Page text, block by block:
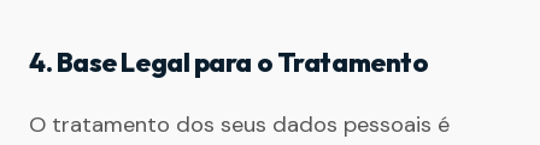
4. Base Legal para o Tratamento
O tratamento dos seus dados pessoais é